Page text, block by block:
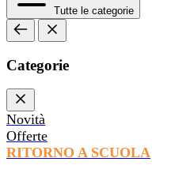
Tutte le categorie
Categorie
Novità
Offerte
RITORNO A SCUOLA